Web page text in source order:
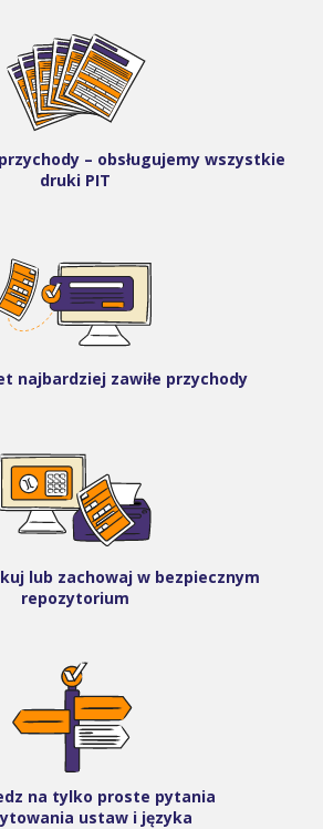
– obsługujemy wszystkie
druki PIT
najbardziej zawiłe przychody
lub zachowaj w bezpiecznym
repozytorium
na tylko proste pytania
ustaw i języka